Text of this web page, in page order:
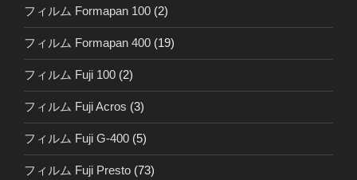
フィルム Formapan 100 (2)
フィルム Formapan 400 (19)
フィルム Fuji 100 (2)
フィルム Fuji Acros (3)
フィルム Fuji G-400 (5)
フィルム Fuji Presto (73)